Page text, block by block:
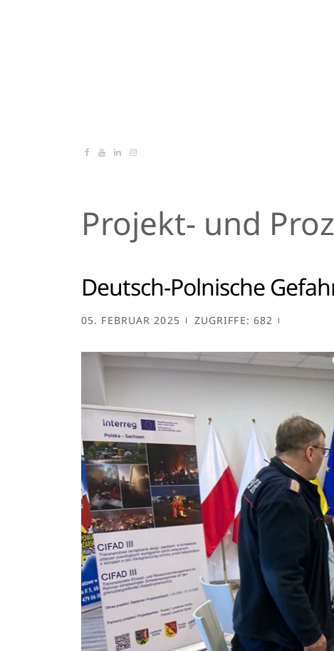
Projekt- und
Deutsch-Polnische
05. FEBRUAR 2025 ZUGRIFFE: 682